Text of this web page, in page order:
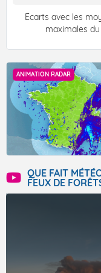
Écarts avec les
maximales
ANIMATION RADAR
QUE FAIT
FEUX DE